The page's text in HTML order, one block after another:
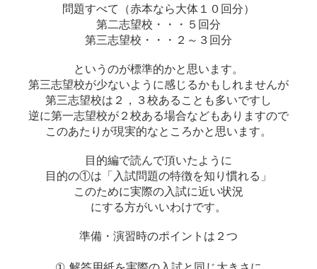
問題すべて（赤本なら大体１０回分）
第二志望校・・・５回分
第三志望校・・・２～３回分
というのが標準的かと思います。
第三志望校が少ないように感じるかもしれませんが
第三志望校は２，３校あることも多いですし
逆に第一志望校が２校ある場合などもありますので
このあたりが現実的なところかと思います。
目的編で読んで頂いたように
目的の①は「入試問題の特徴を知り慣れる」
このために実際の入試に近い状況
にする方がいいわけです。
準備・演習時のポイントは２つ